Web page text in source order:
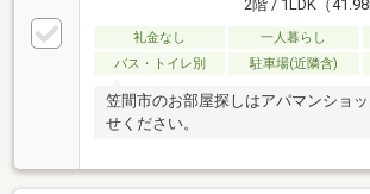
2階 / 1LDK（
礼金なし 一人暮らし
バス・トイレ別
駐車場(近隣含)
笠間市のお部屋探しはアパマンショ
せください。